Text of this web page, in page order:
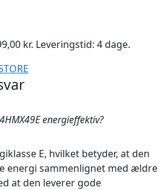
kr. Leveringstid: 4 dage.
energieffektiv?
E, hvilket betyder, at den
energi sammenlignet med ældre
at den leverer gode